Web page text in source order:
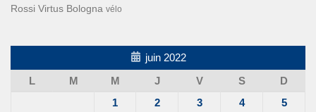
Rossi Virtus Bologna vélo
juin 2022
L
M M J V S
D
1
2 3 4 5